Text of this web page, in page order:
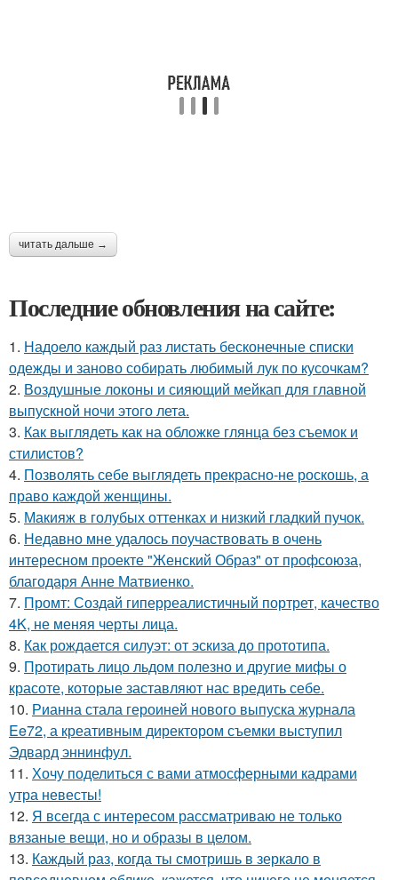
читать дальше →
Последние обновления на сайте:
1. Надоело каждый раз листать бесконечные списки
одежды и заново собирать любимый лук по кусочкам?
2. Воздушные локоны и сияющий мейкап для главной
выпускной ночи этого лета.
3. Как выглядеть как на обложке глянца без съемок и
стилистов?
4. Позволять себе выглядеть прекрасно-не роскошь, а
право каждой женщины.
5. Макияж в голубых оттенках и низкий гладкий пучок.
6. Недавно мне удалось поучаствовать в очень
интересном проекте "Женский Образ" от профсоюза,
благодаря Анне Матвиенко.
7. Промт: Создай гиперреалистичный портрет, качество
4K, не меняя черты лица.
8. Как рождается силуэт: от эскиза до прототипа.
9. Протирать лицо льдом полезно и другие мифы о
красоте, которые заставляют нас вредить себе.
10. Рианна стала героиней нового выпуска журнала
Ee72, а креативным директором съемки выступил
Эдвард эннинфул.
11. Хочу поделиться с вами атмосферными кадрами
утра невесты!
12. Я всегда с интересом рассматриваю не только
вязаные вещи, но и образы в целом.
13. Каждый раз, когда ты смотришь в зеркало в